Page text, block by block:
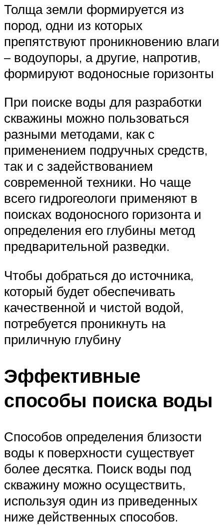
Толща земли формируется из
пород, одни из которых
препятствуют проникновению влаги
– водоупоры, а другие, напротив,
формируют водоносные горизонты
При поиске воды для разработки
скважины можно пользоваться
разными методами, как с
применением подручных средств,
так и с задействованием
современной техники. Но чаще
всего гидрогеологи применяют в
поисках водоносного горизонта и
определения его глубины метод
предварительной разведки.
Чтобы добраться до источника,
который будет обеспечивать
качественной и чистой водой,
потребуется проникнуть на
приличную глубину
Эффективные
способы поиска воды
Способов определения близости
воды к поверхности существует
более десятка. Поиск воды под
скважину можно осуществить,
используя один из приведенных
ниже действенных способов.